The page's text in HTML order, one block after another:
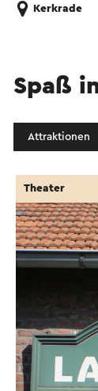
Kerkrade
Spaß
Attraktionen
Theater